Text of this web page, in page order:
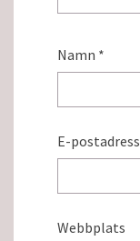
Namn *
E-postadress
Webbplats